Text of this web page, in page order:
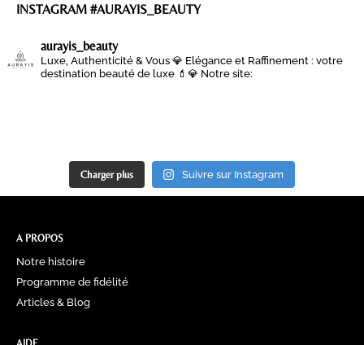
INSTAGRAM #AURAYIS_BEAUTY
aurayis_beauty
Luxe, Authenticité & Vous 💎 Elégance et Raffinement : votre
destination beauté de luxe 💄💎 Notre site:
Charger plus Suivre sur Instagram
A PROPOS
Notre histoire
Programme de fidélité
Articles & Blog